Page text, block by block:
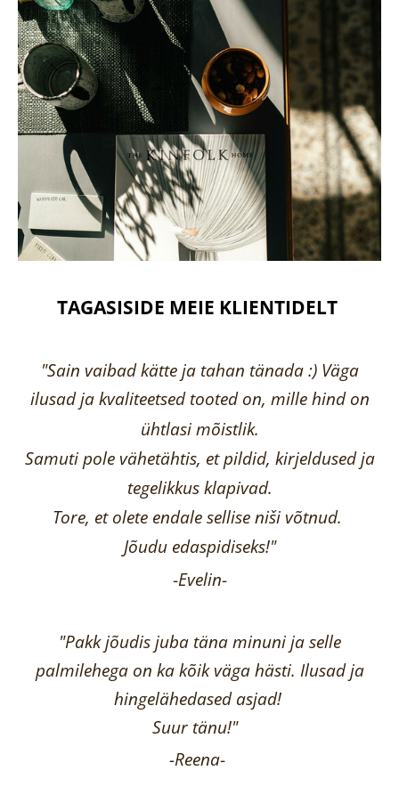
TAGASISIDE MEIE KLIENTIDELT
"Sain vaibad kätte ja tahan tänada :) Väga
ilusad ja kvaliteetsed tooted on, mille hind on
ühtlasi mõistlik.
Samuti pole vähetähtis, et pildid, kirjeldused ja
tegelikkus klapivad.
Tore, et olete endale sellise niši võtnud.
Jõudu edaspidiseks!"
-Evelin-
"Pakk jõudis juba täna minuni ja selle
palmilehega on ka kõik väga hästi. Ilusad ja
hingelähedased asjad!
Suur tänu!"
-Reena-